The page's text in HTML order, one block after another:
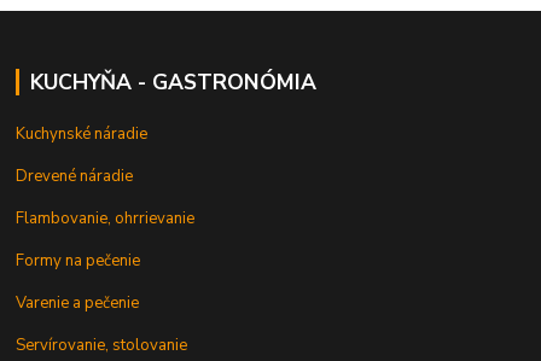
KUCHYŇA - GASTRONÓMIA
Kuchynské náradie
Drevené náradie
Flambovanie, ohrrievanie
Formy na pečenie
Varenie a pečenie
Servírovanie, stolovanie